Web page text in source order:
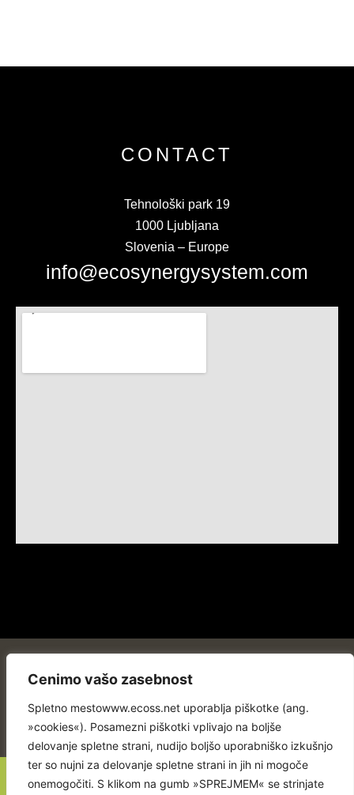
Cenimo vašo zasebnost
Spletno mestowww.ecoss.net uporablja piškotke (ang.
»cookies«). Posamezni piškotki vplivajo na boljše
delovanje spletne strani, nudijo boljšo uporabniško izkušnjo
ter so nujni za delovanje spletne strani in jih ni mogoče
onemogočiti. S klikom na gumb »SPREJMEM« se strinjate
CONTACT
Tehnološki park 19
1000 Ljubljana
Slovenia – Europe
info@ecosynergysystem.com
Confidentialité et cookies